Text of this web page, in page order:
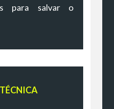
para salvar o